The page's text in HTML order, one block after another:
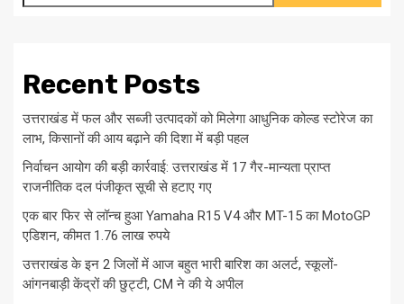
Recent Posts
उत्तराखंड में फल और सब्जी उत्पादकों को मिलेगा आधुनिक कोल्ड स्टोरेज का
लाभ, किसानों की आय बढ़ाने की दिशा में बड़ी पहल
निर्वाचन आयोग की बड़ी कार्रवाई: उत्तराखंड में 17 गैर-मान्यता प्राप्त
राजनीतिक दल पंजीकृत सूची से हटाए गए
एक बार फिर से लॉन्च हुआ Yamaha R15 V4 और MT-15 का MotoGP
एडिशन, कीमत 1.76 लाख रुपये
उत्तराखंड के इन 2 जिलों में आज बहुत भारी बारिश का अलर्ट, स्कूलों-
आंगनबाड़ी केंद्रों की छुट्टी, CM ने की ये अपील